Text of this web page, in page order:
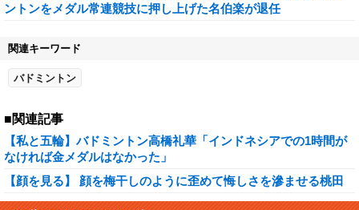
ントンをメダル常連競技に押し上げた名伯楽が退任
関連キーワード
バドミントン
■関連記事
【私と五輪】バドミントン高橋礼華「インドネシアでの1時間が
なければ金メダルはなかった」
【顔を見る】 顔を梅干しのように歪めて悔しさを滲ませる桃田